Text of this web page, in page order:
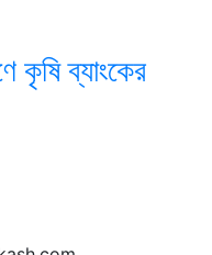
কৃষি ব্যাংকের